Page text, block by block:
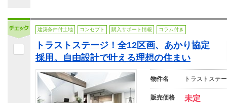
建築条件付土地 コンセプト 購入サポート情報 コラム付き
トラストステージ！全12区画、あかり協定
採用。自由設計で叶える理想の住まい
物件名 トラストステ
販売価格 未定